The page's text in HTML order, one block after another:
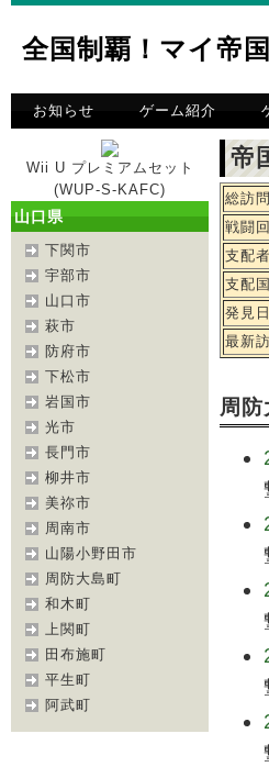
全国制覇！マイ帝国
お知らせ ゲーム紹介
Wii U プレミアムセット
(WUP-S-KAFC)
山口県
下関市
宇部市
山口市
萩市
防府市
下松市
岩国市
光市
長門市
柳井市
美祢市
周南市
山陽小野田市
周防大島町
和木町
上関町
田布施町
平生町
阿武町
帝
総訪
戦闘
支配者
支配国
発見日
最新
周